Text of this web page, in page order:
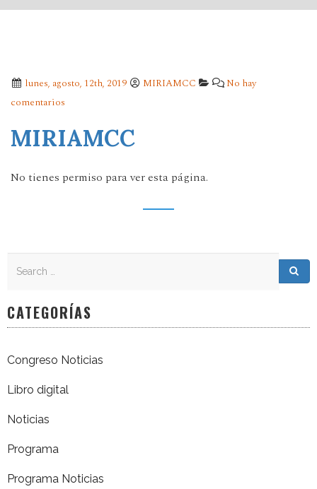
lunes, agosto, 12th, 2019 MIRIAMCC
No hay
comentarios
MIRIAMCC
No tienes permiso para ver esta página.
CATEGORÍAS
Congreso Noticias
Libro digital
Noticias
Programa
Programa Noticias